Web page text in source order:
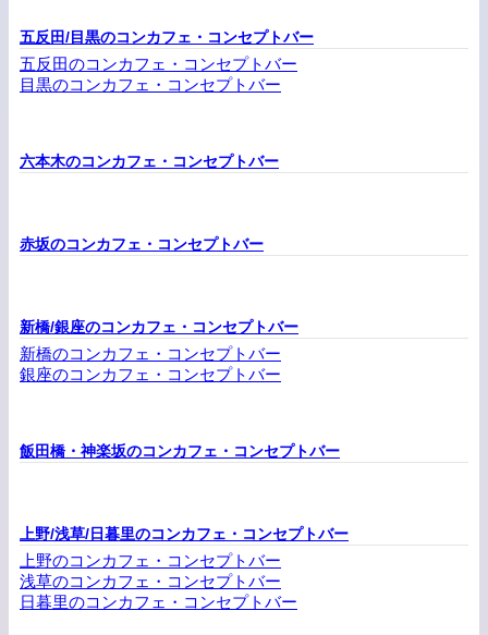
五反田/目黒のコンカフェ・コンセプトバー
五反田のコンカフェ・コンセプトバー
目黒のコンカフェ・コンセプトバー
六本木のコンカフェ・コンセプトバー
赤坂のコンカフェ・コンセプトバー
新橋/銀座のコンカフェ・コンセプトバー
新橋のコンカフェ・コンセプトバー
銀座のコンカフェ・コンセプトバー
飯田橋・神楽坂のコンカフェ・コンセプトバー
上野/浅草/日暮里のコンカフェ・コンセプトバー
上野のコンカフェ・コンセプトバー
浅草のコンカフェ・コンセプトバー
日暮里のコンカフェ・コンセプトバー